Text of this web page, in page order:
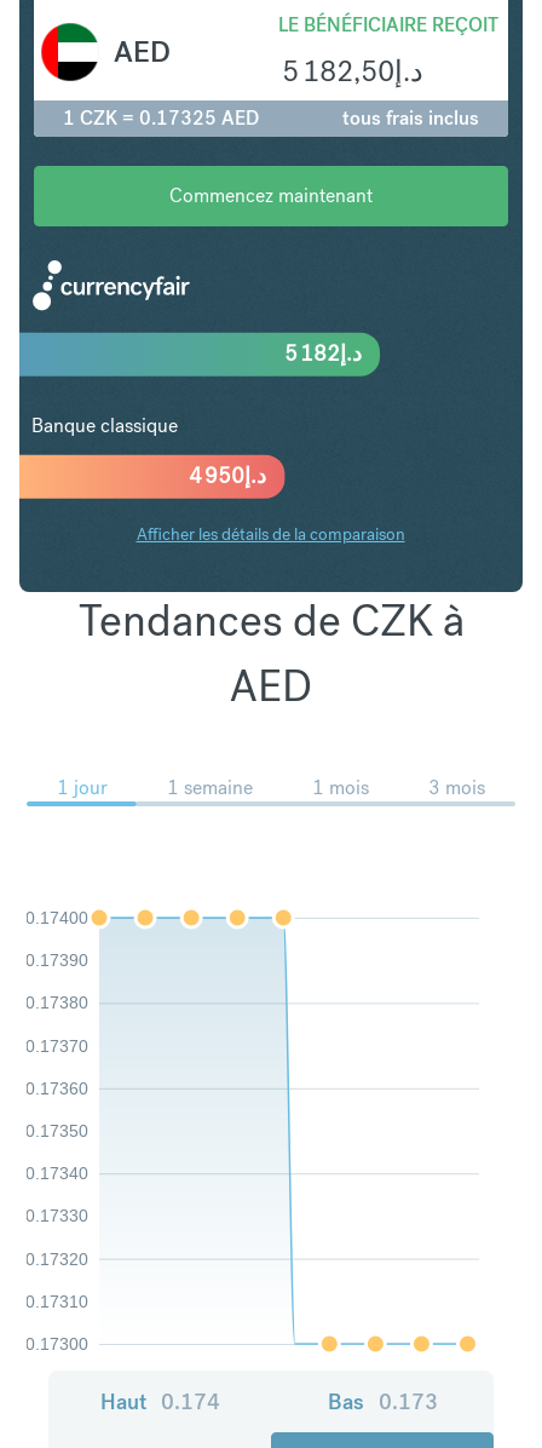
LE BÉNÉFICIAIRE REÇOIT
د.إ5 182,50
AED
1 CZK = 0.17325 AED tous frais inclus
Commencez maintenant
د.إ4 950
د.إ5 182
Banque classique
Afficher les détails de la comparaison
Tendances de CZK à
AED
1 jour 1 semaine 1 mois 3 mois
0.17300
0.17310
0.17320
0.17330
0.17340
0.17350
0.17360
0.17370
0.17380
0.17390
0.17400
Haut 0.174 Bas 0.173